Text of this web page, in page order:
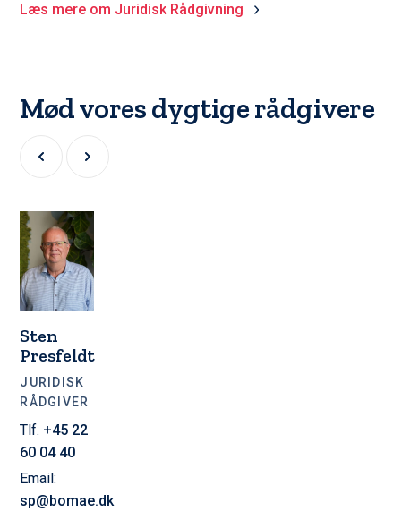
Læs mere om Juridisk Rådgivning
Mød vores dygtige rådgivere
Sten
Presfeldt
JURIDISK
RÅDGIVER
Tlf. +45 22
60 04 40
Email:
sp@bomae.dk